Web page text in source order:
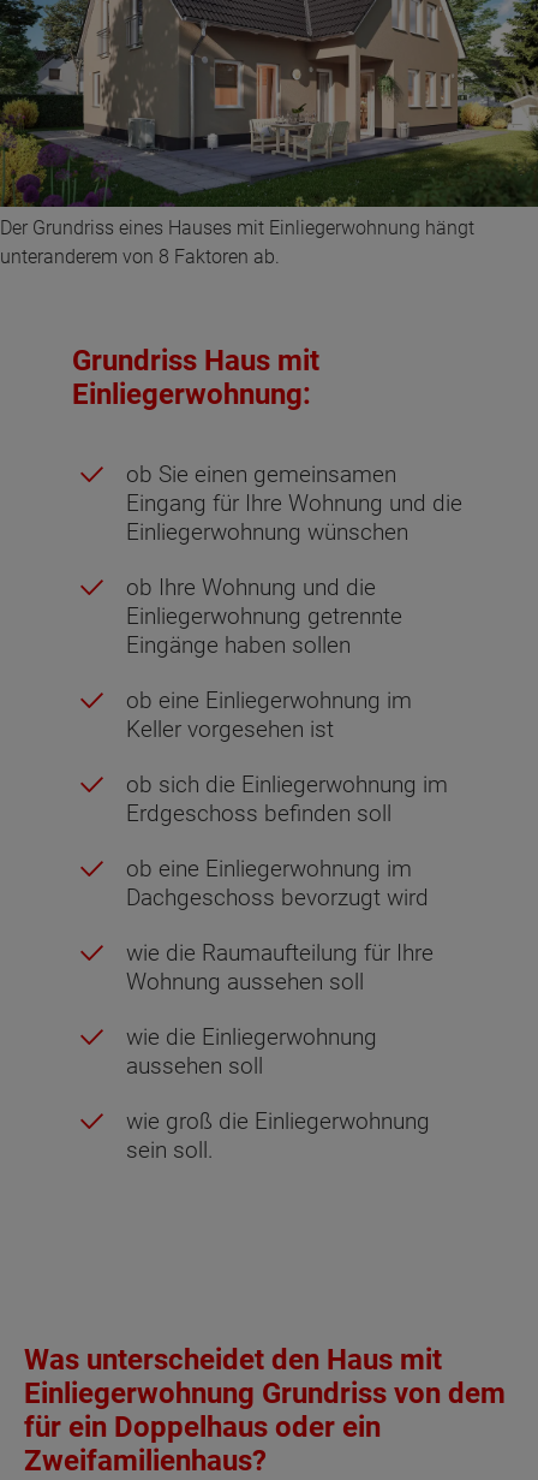
Der Grundriss eines Hauses mit Einliegerwohnung hängt
unteranderem von 8 Faktoren ab.
Grundriss Haus mit
Einliegerwohnung:
ob Sie einen gemeinsamen
Eingang für Ihre Wohnung und die
Einliegerwohnung wünschen
ob Ihre Wohnung und die
Einliegerwohnung getrennte
Eingänge haben sollen
ob eine Einliegerwohnung im
Keller vorgesehen ist
ob sich die Einliegerwohnung im
Erdgeschoss befinden soll
ob eine Einliegerwohnung im
Dachgeschoss bevorzugt wird
wie die Raumaufteilung für Ihre
Wohnung aussehen soll
wie die Einliegerwohnung
aussehen soll
wie groß die Einliegerwohnung
sein soll.
Was unterscheidet den Haus mit
Einliegerwohnung Grundriss von dem
für ein Doppelhaus oder ein
Zweifamilienhaus?